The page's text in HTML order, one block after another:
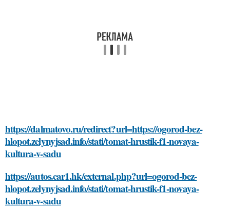
https://dalmatovo.ru/redirect?url=https://ogorod-bez-
hlopot.zelynyjsad.info/stati/tomat-hrustik-f1-novaya-
kultura-v-sadu
https://autos.car1.hk/external.php?url=ogorod-bez-
hlopot.zelynyjsad.info/stati/tomat-hrustik-f1-novaya-
kultura-v-sadu